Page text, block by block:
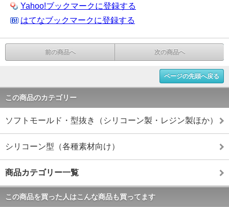
Yahoo!ブックマークに登録する
はてなブックマークに登録する
前の商品へ 次の商品へ
ページの先頭へ戻る
この商品のカテゴリー
ソフトモールド・型抜き（シリコーン製・レジン製ほか）
シリコーン型（各種素材向け）
商品カテゴリー一覧
この商品を買った人はこんな商品も買ってます